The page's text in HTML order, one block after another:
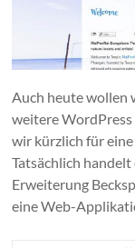
Auch heute wollen
weitere
wir kürzlich für
Tatsächlich
Erweiterung
eine Web-